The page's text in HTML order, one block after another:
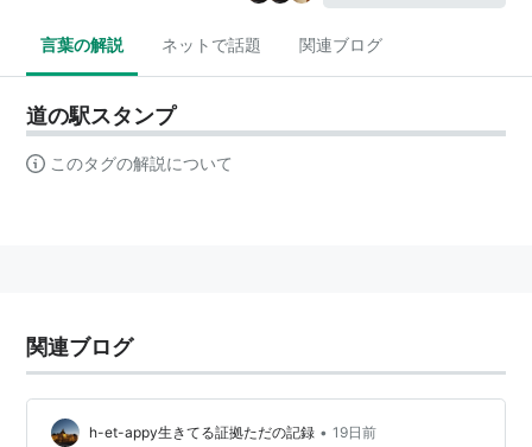
言葉の解説 ネットで話題 関連ブログ
道の駅スタンプ
このタグの解説について
関連ブログ
h-et-appy生きてる証拠ただの記録 • 19日前